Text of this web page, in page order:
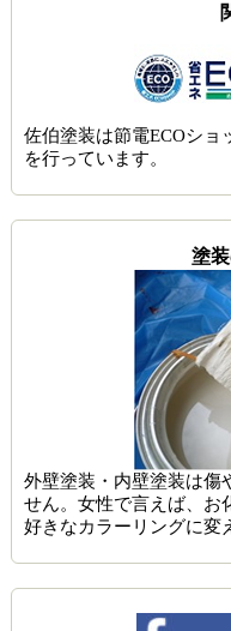
佐伯塗装は節電ECOショ
を行っています。
塗
外壁塗装・内壁塗装は傷
せん。女性で言えば、お
好きなカラーリングに変